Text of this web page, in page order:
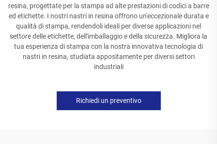
resina, progettate per la stampa ad alte prestazioni di codici a barre
ed etichette. I nostri nastri in resina offrono un'eccezionale durata e
qualità di stampa, rendendoli ideali per diverse applicazioni nel
settore delle etichette, dell'imballaggio e della sicurezza. Migliora la
tua esperienza di stampa con la nostra innovativa tecnologia di
nastri in resina, studiata appositamente per diversi settori
industriali
Richiedi un preventivo